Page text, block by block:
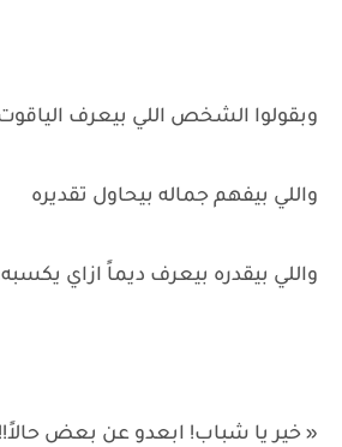
وبقولوا الشخص اللي بيعرف
واللي بيفهم جماله بيحاول تقديره
واللي بيقدره بيعرف ديماً ازاي
« خير يا شباب! ابعدو عن بعض